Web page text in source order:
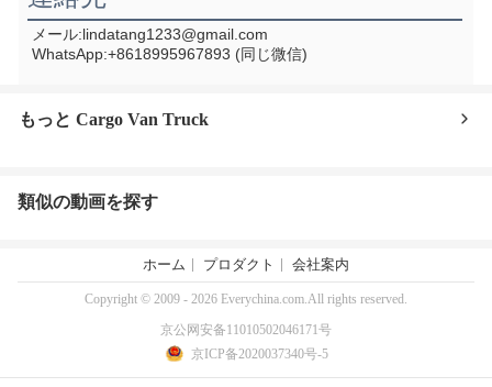
メール:lindatang1233@gmail.com
WhatsApp:+8618995967893 (同じ微信)
もっと Cargo Van Truck
類似の動画を探す
ホーム プロダクト 会社案内
Copyright © 2009 - 2026 Everychina.com.All rights reserved.
京公网安备11010502046171号
京ICP备2020037340号-5